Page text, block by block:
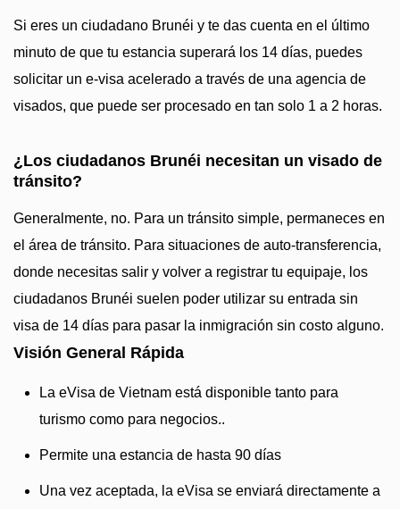
Si eres un ciudadano Brunéi y te das cuenta en el último
minuto de que tu estancia superará los 14 días, puedes
solicitar un e-visa acelerado a través de una agencia de
visados, que puede ser procesado en tan solo 1 a 2 horas.
¿Los ciudadanos Brunéi necesitan un visado de
tránsito?
Generalmente, no. Para un tránsito simple, permaneces en
el área de tránsito. Para situaciones de auto-transferencia,
donde necesitas salir y volver a registrar tu equipaje, los
ciudadanos Brunéi suelen poder utilizar su entrada sin
visa de 14 días para pasar la inmigración sin costo alguno.
Visión General Rápida
La eVisa de Vietnam está disponible tanto para
turismo como para negocios..
Permite una estancia de hasta 90 días
Una vez aceptada, la eVisa se enviará directamente a